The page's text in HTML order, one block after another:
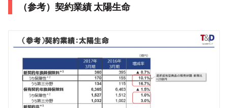
（参考）契約業績 太陽生命